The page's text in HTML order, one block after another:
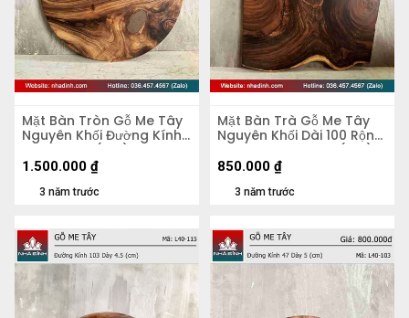
Mặt Bàn Tròn Gỗ Me Tây
Nguyên Khối Đường Kính
74 Dày 3.9 (cm)
3 năm trước
1.500.000 ₫
Mặt Bàn Trà Gỗ Me Tây
Nguyên Khối Dài 100 Rộng
67-44-90 Dày 2,8 (cm)
3 năm trước
850.000 ₫